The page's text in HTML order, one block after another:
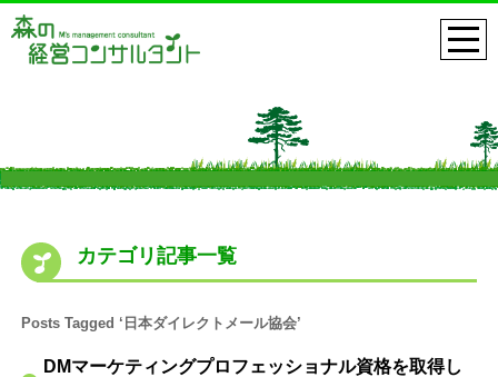
カテゴリ記事一覧
Posts Tagged ‘日本ダイレクトメール協会’
DMマーケティングプロフェッショナル資格を取得し